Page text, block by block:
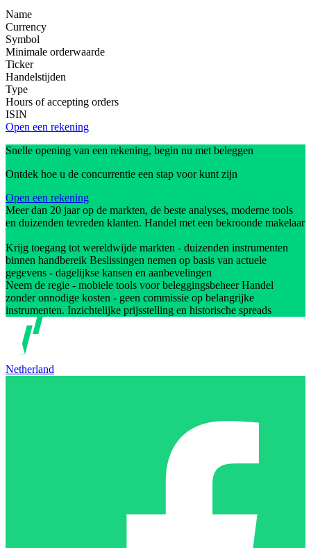
Name
Currency
Symbol
Minimale orderwaarde
Ticker
Handelstijden
Type
Hours of accepting orders
ISIN
Open een rekening
Snelle opening van een rekening, begin nu met beleggen
Ontdek hoe u de concurrentie een stap voor kunt zijn
Open een rekening
Meer dan 20 jaar op de markten, de beste analyses, moderne tools
en duizenden tevreden klanten. Handel met een bekroonde makelaar
Krijg toegang tot wereldwijde markten - duizenden instrumenten
binnen handbereik Beslissingen nemen op basis van actuele
gegevens - dagelijkse kansen en aanbevelingen
Neem de regie - mobiele tools voor beleggingsbeheer Handel
zonder onnodige kosten - geen commissie op belangrijke
instrumenten. Inzichtelijke prijsstelling en historische spreads
Netherland